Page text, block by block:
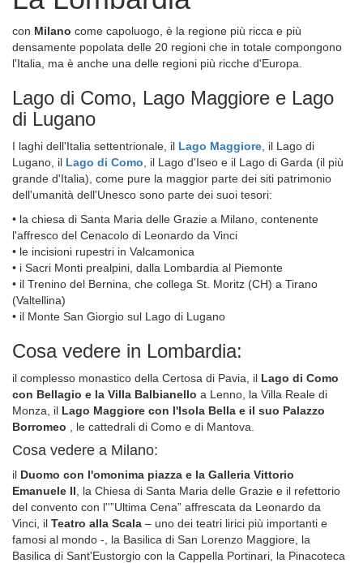
con Milano come capoluogo, è la regione più ricca e più
densamente popolata delle 20 regioni che in totale compongono
l'Italia, ma è anche una delle regioni più ricche d'Europa.
Lago di Como, Lago Maggiore e Lago
di Lugano
I laghi dell'Italia settentrionale, il Lago Maggiore , il Lago di
Lugano, il Lago di Como , il Lago d'Iseo e il Lago di Garda (il più
grande d'Italia), come pure la maggior parte dei siti patrimonio
dell'umanità dell'Unesco sono parte dei suoi tesori:
• la chiesa di Santa Maria delle Grazie a Milano, contenente
l'affresco del Cenacolo di Leonardo da Vinci
• le incisioni rupestri in Valcamonica
• i Sacri Monti prealpini, dalla Lombardia al Piemonte
• il Trenino del Bernina, che collega St. Moritz (CH) a Tirano
(Valtellina)
• il Monte San Giorgio sul Lago di Lugano
Cosa vedere in Lombardia:
il complesso monastico della Certosa di Pavia, il Lago di Como
con Bellagio e la Villa Balbianello a Lenno, la Villa Reale di
Monza, il Lago Maggiore con l'Isola Bella e il suo Palazzo
Borromeo
, le cattedrali di Como e di Mantova.
Cosa vedere a Milano:
il Duomo con l'omonima piazza e la Galleria Vittorio
Emanuele II , la Chiesa di Santa Maria delle Grazie e il refettorio
del convento con l''”Ultima Cena” affrescata da Leonardo da
Vinci, il Teatro alla Scala – uno dei teatri lirici più importanti e
famosi al mondo -, la Basilica di San Lorenzo Maggiore, la
Basilica di Sant'Eustorgio con la Cappella Portinari, la Pinacoteca